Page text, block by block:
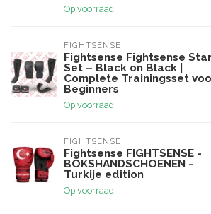
Op voorraad
FIGHTSENSE
Fightsense Fightsense
Set – Black on Black |
Complete Trainingsset
Beginners
Op voorraad
FIGHTSENSE
Fightsense FIGHTSENSE -
BOKSHANDSCHOENEN -
Turkije edition
Op voorraad